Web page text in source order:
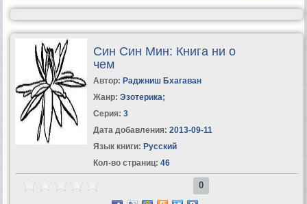
Син Син Мин: Книга ни о
чем
Автор: Раджниш Бхагаван
Жанр: Эзотерика;
Серия: 3
Дата добавления: 2013-09-11
Язык книги: Русский
Кол-во страниц: 46
0